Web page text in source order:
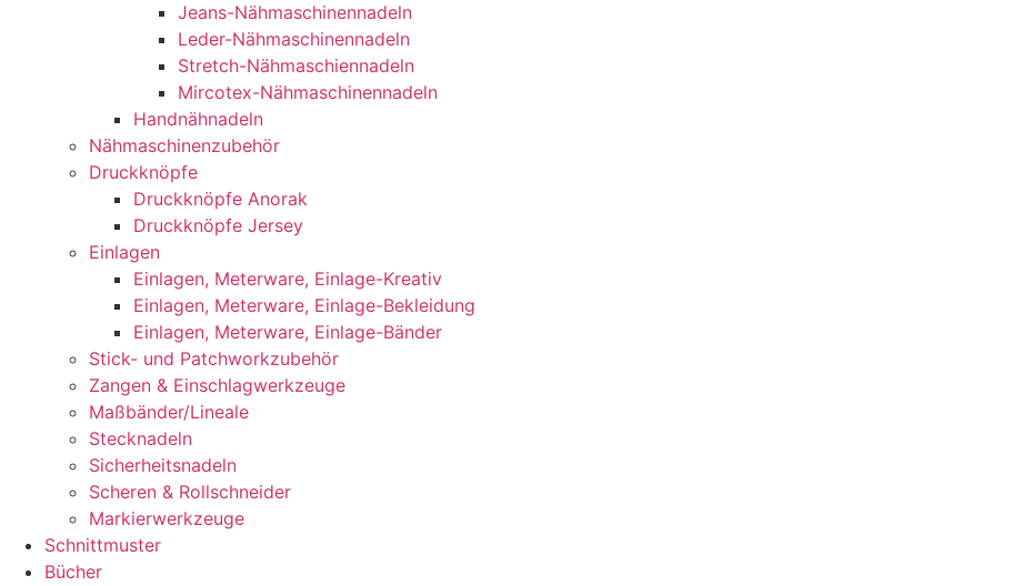
Jeans-Nähmaschinennadeln
Leder-Nähmaschinennadeln
Stretch-Nähmaschiennadeln
Mircotex-Nähmaschinennadeln
Handnähnadeln
Nähmaschinenzubehör
Druckknöpfe
Druckknöpfe Anorak
Druckknöpfe Jersey
Einlagen
Einlagen, Meterware, Einlage-Kreativ
Einlagen, Meterware, Einlage-Bekleidung
Einlagen, Meterware, Einlage-Bänder
Stick- und Patchworkzubehör
Zangen & Einschlagwerkzeuge
Maßbänder/Lineale
Stecknadeln
Sicherheitsnadeln
Scheren & Rollschneider
Markierwerkzeuge
Schnittmuster
Bücher